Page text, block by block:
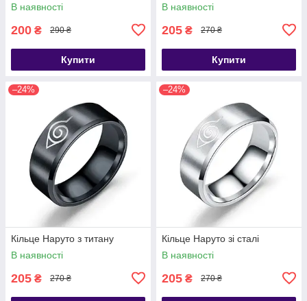
В наявності
200 ₴ 290 ₴
Купити
В наявності
205 ₴ 270 ₴
Купити
–24%
Кільце Наруто з титану
В наявності
205 ₴ 270 ₴
–24%
Кільце Наруто зі сталі
В наявності
205 ₴ 270 ₴